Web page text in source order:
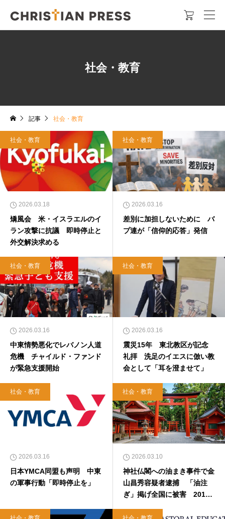

社会・教育
記事 社会・教育
社会・教育
2026.03.18
矯風会 米・イスラエルのイ
ラン攻撃に抗議 即時停止と
外交解決求める
社会・教育
2026.03.16
差別に加担しないために バ
プ連が「信仰的応答」発信
社会・教育
2026.03.16
中東情勢悪化でレバノン人道
危機 チャイルド・ファンド
が緊急支援開始
社会・教育
2026.03.16
震災15年 東北教区が記念
礼拝 洗足のイエスに倣い教
会として「耳を澄ませて」
社会・教育
2026.03.16
日本YMCA同盟も声明 中東
の軍事行動「即時停止を」
社会・教育
2026.03.10
神社仏閣への油まき事件で金
山昌秀容疑者逮捕 「油注
ぎ」掲げ全国に被害 2015